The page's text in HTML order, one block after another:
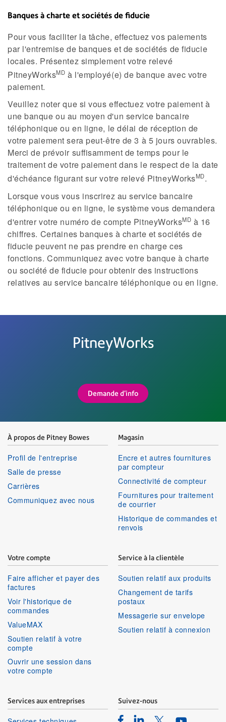
Banques à charte et sociétés de fiducie
Pour vous faciliter la tâche, effectuez vos paiements
par l'entremise de banques et de sociétés de fiducie
locales. Présentez simplement votre relevé
PitneyWorksMD à l'employé(e) de banque avec votre
paiement.
Veuillez noter que si vous effectuez votre paiement à
une banque ou au moyen d'un service bancaire
téléphonique ou en ligne, le délai de réception de
votre paiement sera peut-être de 3 à 5 jours ouvrables.
Merci de prévoir suffisamment de temps pour le
traitement de votre paiement dans le respect de la date
d'échéance figurant sur votre relevé PitneyWorksMD.
Lorsque vous vous inscrirez au service bancaire
téléphonique ou en ligne, le système vous demandera
d'entrer votre numéro de compte PitneyWorksMD à 16
chiffres. Certaines banques à charte et sociétés de
fiducie peuvent ne pas prendre en charge ces
fonctions. Communiquez avec votre banque à charte
ou société de fiducie pour obtenir des instructions
relatives au service bancaire téléphonique ou en ligne.
PitneyWorks
Demande d'info
À propos de Pitney Bowes
Profil de l'entreprise
Salle de presse
Carrières
Communiquez avec nous
Magasin
Encre et autres fournitures
par compteur
Connectivité de compteur
Fournitures pour traitement
de courrier
Historique de commandes et
renvois
Votre compte
Faire afficher et payer des
factures
Voir l'historique de
commandes
ValueMAX
Soutien relatif à votre
compte
Ouvrir une session dans
votre compte
Service à la clientèle
Soutien relatif aux produits
Changement de tarifs
postaux
Messagerie sur envelope
Soutien relatif à connexion
Services aux entreprises Suivez-nous
FacebookLinkedin